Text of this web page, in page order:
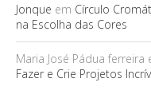
Jonque em Círculo
na Escolha das Cores
Maria José Pádua ferreira
Fazer e Crie Projetos